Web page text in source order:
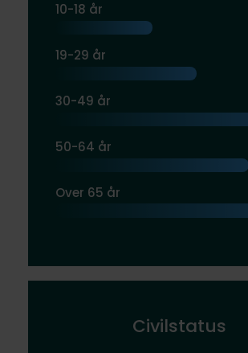
10-18 år
19-29 år
30-49 år
50-64 år
Over 65 år
Civilstatus